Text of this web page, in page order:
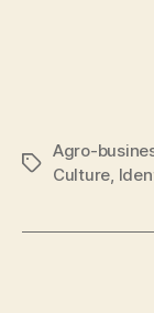
Étiquettes
Agro-
Culture,